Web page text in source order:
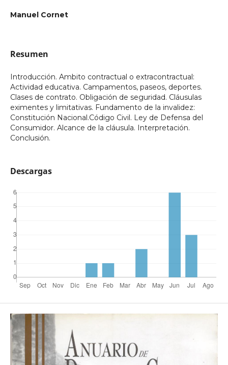
Manuel Cornet
Resumen
Introducción. Ambito contractual o extracontractual:
Actividad educativa. Campamentos, paseos, deportes.
Clases de contrato. Obligación de seguridad. Cláusulas
eximentes y limitativas. Fundamento de la invalidez:
Constitución Nacional.Código Civil. Ley de Defensa del
Consumidor. Alcance de la cláusula. Interpretación.
Conclusión.
Descargas